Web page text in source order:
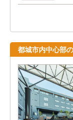
都城市内中心部